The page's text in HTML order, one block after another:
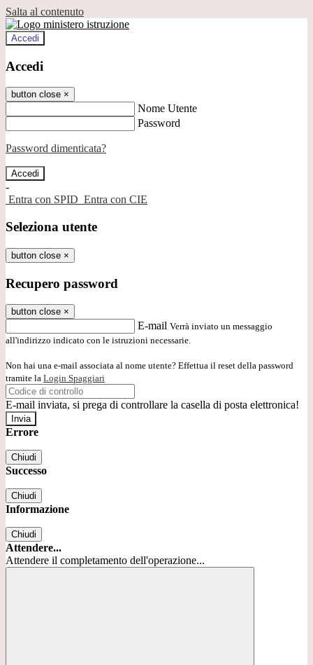
Salta al contenuto
Accedi
Accedi
button close ×
Nome Utente
Password
Password dimenticata?
-
Entra con SPID Entra con CIE
Seleziona utente
button close ×
Recupero password
button close ×
E-mail Verrà inviato un messaggio
all'indirizzo indicato con le istruzioni necessarie.
Non hai una e-mail associata al nome utente? Effettua il reset della password
tramite la Login Spaggiari
E-mail inviata, si prega di controllare la casella di posta elettronica!
Errore
Chiudi
Successo
Chiudi
Informazione
Chiudi
Attendere...
Attendere il completamento dell'operazione...